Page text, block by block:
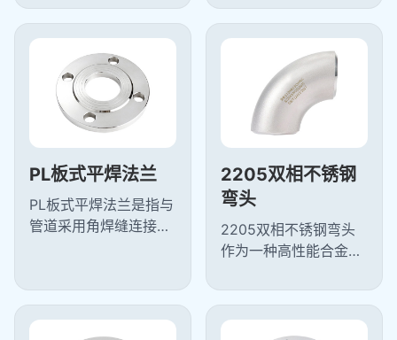
流体能够在三个方向上
径三通的...
安装常用的变径管件,用
PL板式平焊法兰
PL板式平焊法兰是指与
管道采用角焊缝连接的
颈对焊法兰相比板式平
2205双相不锈钢
弯头
2205双相不锈钢弯头
作为一种高性能合金材
钢和铁素体不锈钢的优
性、耐磨性和...